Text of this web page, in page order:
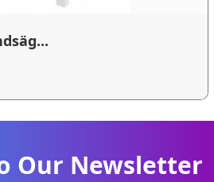
Our Newsletter